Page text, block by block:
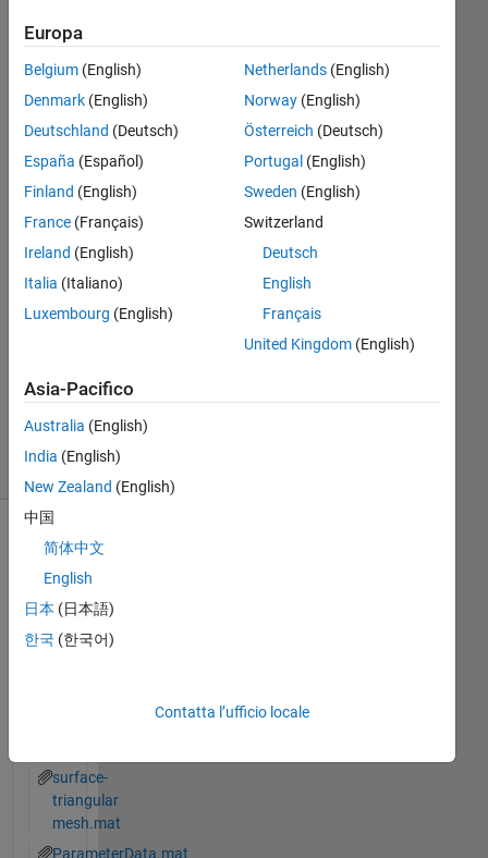
in it?
Faez
Alkadi
30 Set
1
Risposta
Risposta
2017
12
Visualizzazioni
(30 giorni)
surface-
triangular
mesh.mat
ParameterData.mat
Europa
Belgium (English)
Denmark (English)
Deutschland (Deutsch)
España (Español)
Finland (English)
France (Français)
Ireland (English)
Italia (Italiano)
Luxembourg (English)
Netherlands(English)
Norway(English)
Österreich (Deutsch)
Portugal (English)
Sweden (English)
Switzerland
Deutsch
English
Français
United Kingdom(English)
Asia-Pacifico
Australia (English)
India (English)
New Zealand (English)
中国
简体中文
English
日本 (日本語)
한국 (한국어)
Contatta l’ufficio locale